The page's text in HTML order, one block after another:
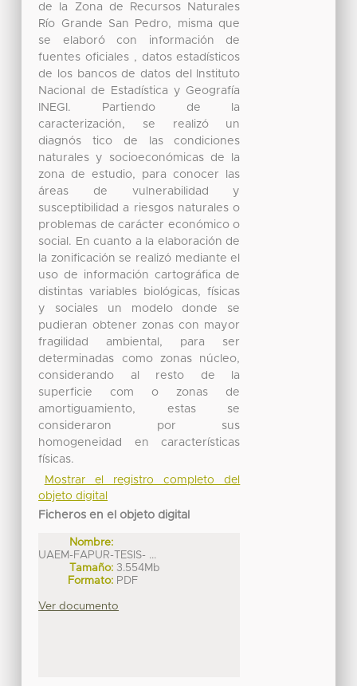
de la Zona de Recursos Naturales
Río Grande San Pedro, misma que
se elaboró con información de
fuentes oficiales , datos estadísticos
de los bancos de datos del Instituto
Nacional de Estadística y Geografía
INEGI. Partiendo de la
caracterización, se realizó un
diagnós tico de las condiciones
naturales y socioeconómicas de la
zona de estudio, para conocer las
áreas de vulnerabilidad y
susceptibilidad a riesgos naturales o
problemas de carácter económico o
social. En cuanto a la elaboración de
la zonificación se realizó mediante el
uso de información cartográfica de
distintas variables biológicas, físicas
y sociales un modelo donde se
pudieran obtener zonas con mayor
fragilidad ambiental, para ser
determinadas como zonas núcleo,
considerando al resto de la
superficie com o zonas de
amortiguamiento, estas se
consideraron por sus
homogeneidad en características
físicas.
Mostrar el registro completo del
objeto digital
Ficheros en el objeto digital
Nombre:
UAEM-FAPUR-TESIS- ...
Tamaño: 3.554Mb
Formato: PDF
Ver documento